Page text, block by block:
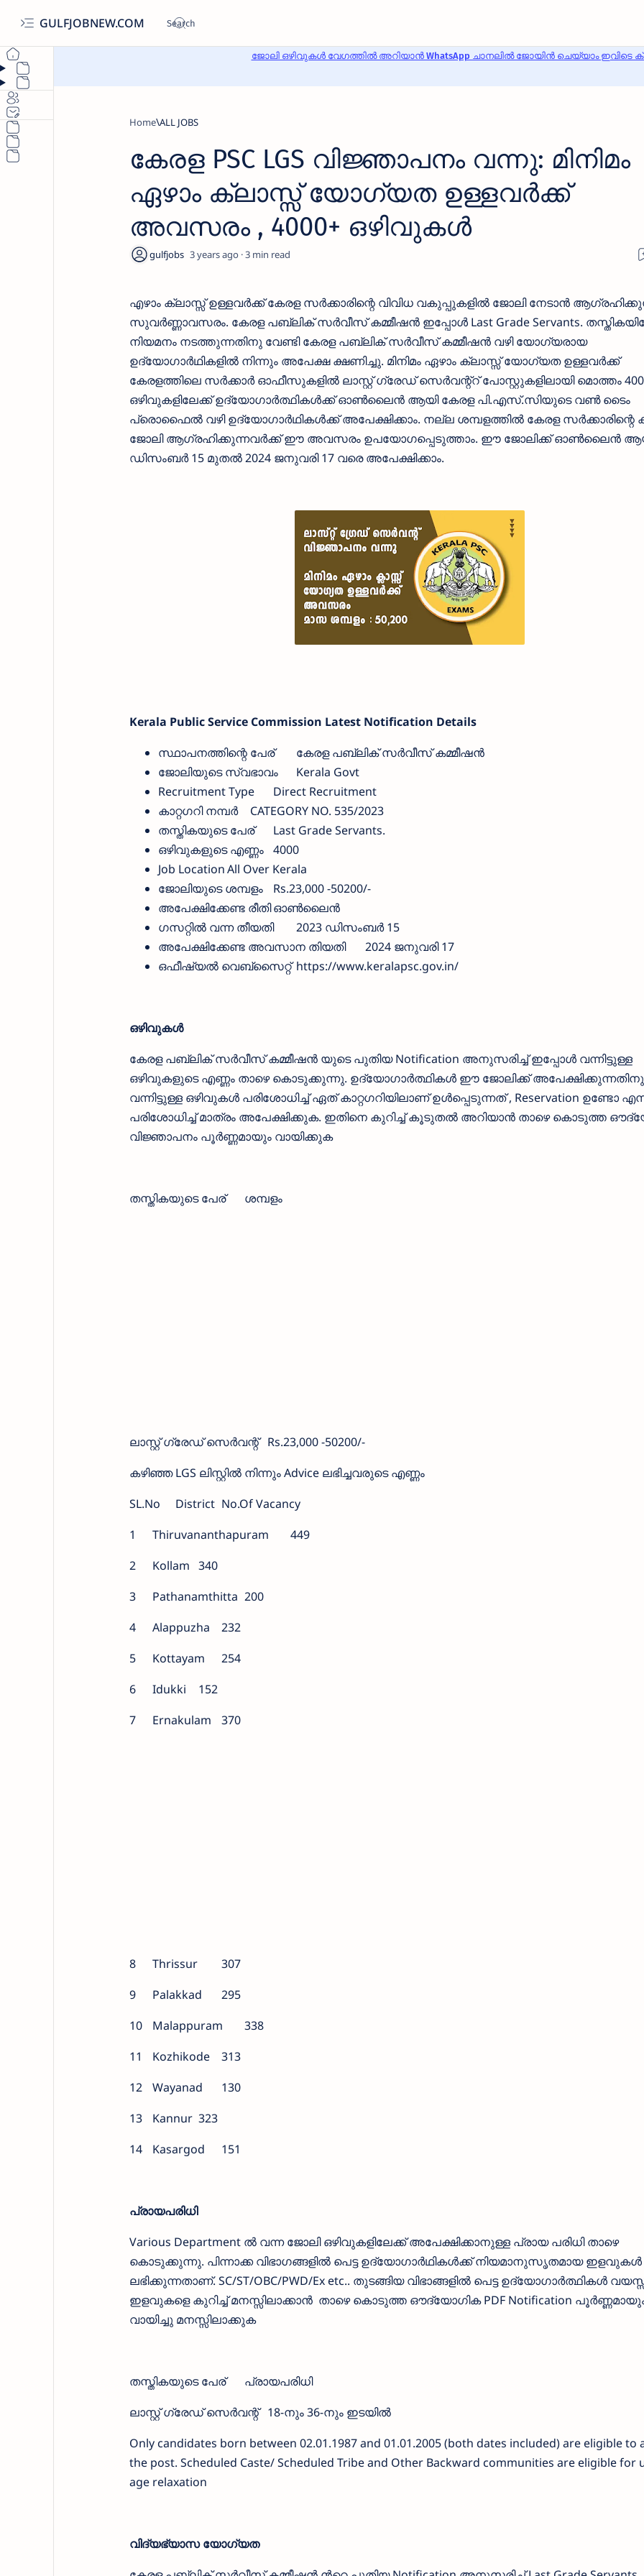
GULFJOBNEW.COM
ജോലി ഒഴിവുകൾ വേഗത്തിൽ അറിയാൻ WhatsApp ചാനലിൽ ജോയിൻ ചെയ്യാം ഇവിടെ
Home ALL JOBS
കേരള PSC LGS വിജ്ഞാപനം വന്നു: മിനിമം
ഏഴാം ക്ലാസ്സ് യോഗ്യത ഉള്ളവർക്ക്
അവസരം , 4000+ ഒഴിവുകള്‍
3 years ago 3
എഴാം ക്ലാസ്സ്‌ ഉള്ളവര്‍ക്ക് കേരള സര്‍ക്കാരിന്റെ വിവിധ വകുപ്പുകളില്‍ ജോലി നേടാന്‍
സുവര്‍ണ്ണാവസരം. കേരള പബ്ലിക് സർവീസ് കമ്മീഷൻ ഇപ്പോള്‍ Last Grade Servants.
നിയമനം നടത്തുന്നതിനു വേണ്ടി കേരള പബ്ലിക് സര്‍വീസ് കമ്മീഷന്‍ വഴി യോഗ്യരായ
ഉദ്യോഗാര്‍ഥികളില്‍ നിന്നും അപേക്ഷ ക്ഷണിച്ചു. മിനിമം ഏഴാം ക്ലാസ്സ്‌ യോഗ്യത ഉള്ളവര്‍ക്ക്
കേരളത്തിലെ സര്‍ക്കാര്‍ ഓഫീസുകളില്‍ ലാസ്റ്റ് ഗ്രേഡ് സെര്‍വന്റ്റ് പോസ്റ്റുകളിലായി മൊത്തം
ഒഴിവുകളിലേക്ക് ഉദ്യോഗാര്‍ത്ഥികള്‍ക്ക് ഓണ്‍ലൈന്‍ ആയി കേരള പി.എസ്.സിയുടെ വണ്‍ ടൈം
പ്രൊഫൈല്‍ വഴി ഉദ്യോഗാര്‍ഥികള്‍ക്ക് അപേക്ഷിക്കാം. നല്ല ശമ്പളത്തില്‍ കേരള സര്‍ക്കാരിന്റെ
ജോലി ആഗ്രഹിക്കുന്നവര്‍ക്ക് ഈ അവസരം ഉപയോഗപ്പെടുത്താം. ഈ ജോലിക്ക് ഓണ്‍ലൈന്‍
ഡിസംബര്‍ 15 മുതല്‍ 2024 ജനുവരി 17 വരെ അപേക്ഷിക്കാം.
Kerala Public Service Commission Latest Notification Details
സ്ഥാപനത്തിന്റെ പേര്
കേരള പബ്ലിക് സർവീസ് കമ്മീഷൻ
ജോലിയുടെ സ്വഭാവം
Kerala Govt
Recruitment Type
Direct Recruitment
കാറ്റഗറി നമ്പര്‍
CATEGORY NO. 535/2023
തസ്തികയുടെ പേര്
Last Grade Servants.
ഒഴിവുകളുടെ എണ്ണം
4000
Job LocationAll Over Kerala
ജോലിയുടെ ശമ്പളം
Rs.23,000 -50200/-
അപേക്ഷിക്കേണ്ട രീതി ഓണ്‍ലൈന്‍
ഗസറ്റില്‍ വന്ന തീയതി
2023 ഡിസംബര്‍ 15
അപേക്ഷിക്കേണ്ട അവസാന തിയതി
2024 ജനുവരി 17
ഒഫീഷ്യല്‍ വെബ്സൈറ്റ് https://www.keralapsc.gov.in/
ഒഴിവുകള്‍
കേരള പബ്ലിക് സർവീസ് കമ്മീഷൻ യുടെ പുതിയ Notification അനുസരിച്ച് ഇപ്പോള്‍ വന്നിട്ടുള്ള
ഒഴിവുകളുടെ എണ്ണം താഴെ കൊടുക്കുന്നു. ഉദ്യോഗാര്‍ത്ഥികള്‍ ഈ ജോലിക്ക്
വന്നിട്ടുള്ള ഒഴിവുകള്‍ പരിശോധിച്ച് ഏത് കാറ്റഗറിയിലാണ് ഉള്‍പ്പെടുന്നത് , Reservation ഉണ്ടോ
പരിശോധിച്ച് മാത്രം അപേക്ഷിക്കുക. ഇതിനെ കുറിച്ച് കൂടുതല്‍ അറിയാന്‍ താഴെ കൊടുത്ത
വിജ്ഞാപനം പൂര്‍ണ്ണമായും വായിക്കുക
തസ്തികയുടെ പേര് ശമ്പളം
ലാസ്റ്റ് ഗ്രേഡ് സെര്‍വന്റ്
Rs.23,000 -50200/-
കഴിഞ്ഞ LGS ലിസ്റ്റില്‍ നിന്നും Advice ലഭിച്ചവരുടെ എണ്ണം
SL.No
District No.Of Vacancy
1
Thiruvananthapuram
449
2
Kollam 340
3
Pathanamthitta 200
4
Alappuzha
232
5
Kottayam
254
6
Idukki
152
7
Ernakulam 370
8 Thrissur
307
9
Palakkad
295
10
Malappuram
338
11
Kozhikode
313
12
Wayanad
130
13
Kannur 323
14
Kasargod 151
പ്രായപരിധി
Various Department ല്‍ വന്ന ജോലി ഒഴിവുകളിലേക്ക് അപേക്ഷിക്കാനുള്ള പ്രായ പരിധി താഴെ
കൊടുക്കുന്നു. പിന്നാക്ക വിഭാഗങ്ങളില്‍ പെട്ട ഉദ്യോഗാര്‍ഥികള്‍ക്ക് നിയമാനുസൃതമായ ഇളവുകള്‍
ലഭിക്കുന്നതാണ്. SC/ST/OBC/PWD/Ex etc.. തുടങ്ങിയ വിഭാങ്ങളില്‍ പെട്ട ഉദ്യോഗാര്‍ത്ഥികള്‍
ഇളവുകളെ കുറിച്ച് മനസ്സിലാക്കാന്‍ ‍ താഴെ കൊടുത്ത ഔദ്യോഗിക PDF Notification
വായിച്ചു മനസ്സിലാക്കുക
തസ്തികയുടെ പേര്
പ്രായപരിധി
ലാസ്റ്റ് ഗ്രേഡ് സെര്‍വന്റ്
18-നും 36-നും ഇടയിൽ
Only candidates born between 02.01.1987 and 01.01.2005 (both dates included) are eligible to
the post. Scheduled Caste/ Scheduled Tribe and Other Backward communities are eligible for
age relaxation
വിദ്യഭ്യാസ യോഗ്യത